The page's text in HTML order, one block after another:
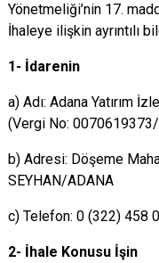
Yönetmeliği’nin 17.
İhaleye ilişkin ayrıntılı
1- İdarenin
a) Adı: Adana Yatırım
(Vergi No: 0070619373/
b) Adresi: Döşeme
SEYHAN/ADANA
c) Telefon: 0 (322) 458
2- İhale Konusu İşin